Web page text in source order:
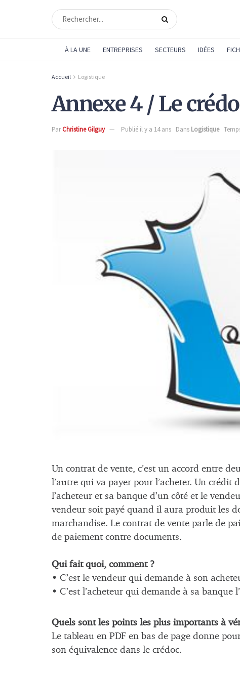
À LA UNE ENTREPRISES SECTEURS IDÉES
Accueil Logistique
Annexe 4 / Le
ParChristine Gilguy Publié il y a 14 ans Dans Logistique
Un contrat de vente, c’est un accord entre
l’autre qui va payer pour l’acheter. Un crédit
l’acheteur et sa banque d’un côté et le
vendeur soit payé quand il aura produit les
marchandise. Le contrat de vente parle de
de paiement contre documents.
Qui fait quoi, comment ?
• C’est le vendeur qui demande à son
• C’est l’acheteur qui demande à sa banque
Quels sont les points les plus importants à
Le tableau en PDF en bas de page donne
son équivalence dans le crédoc.